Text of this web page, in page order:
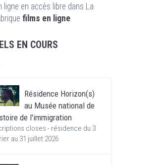
ligne en accès libre dans La
films en ligne.
EN COURS
Résidence Horizon(s)
au Musée national de
de l'immigration
closes - résidence du 3
au 31 juillet 2026